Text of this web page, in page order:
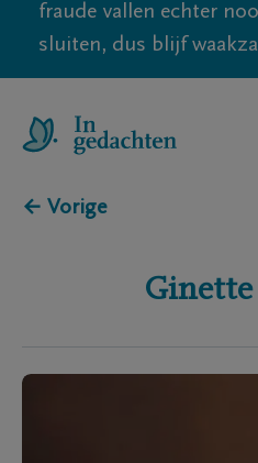
fraude vallen echter
sluiten, dus blijf
← Vorige
Ginette